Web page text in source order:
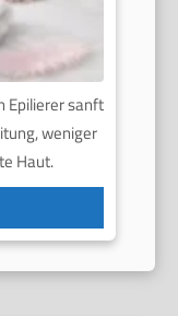
Epilierer sanft
weniger
Haut.